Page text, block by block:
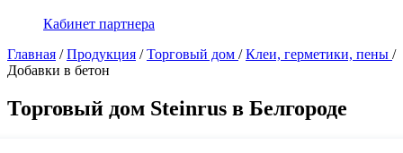
Кабинет партнера
Главная /Продукция /Торговый дом /Клеи, герметики, пены /
Добавки в бетон
Торговый дом Steinrus в Белгороде